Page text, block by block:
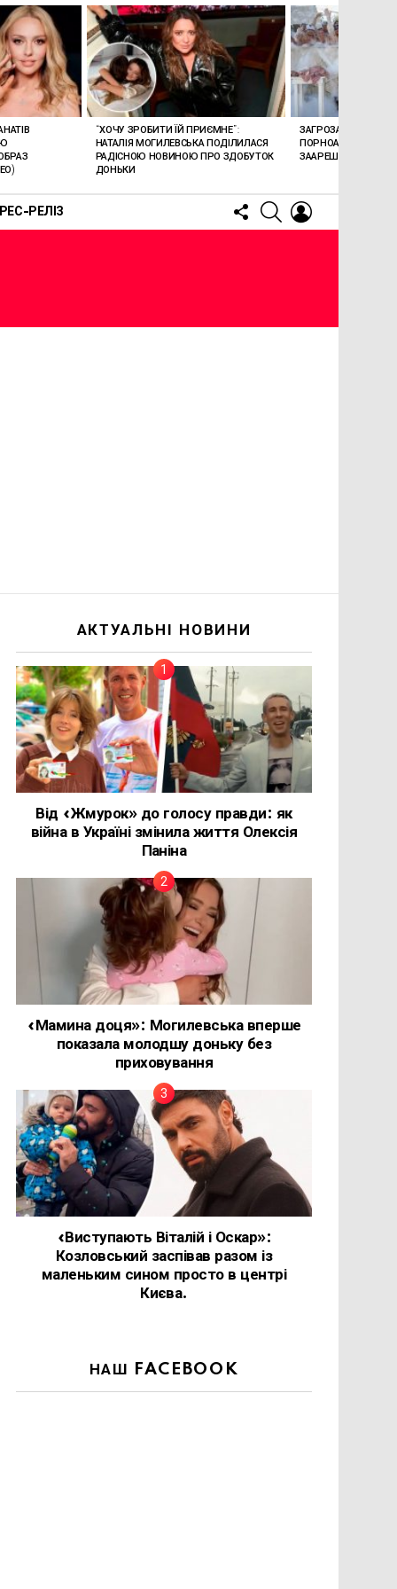
РЕЛІЗ
FOLLOW
US
SEARCH
“ХОЧУ ЗРОБИТИ ЇЙ ПРИЄМНЕ”:
НАТАЛІЯ МОГИЛЕВСЬКА ПОДІЛИЛАСЯ
РАДІСНОЮ НОВИНОЮ ПРО ЗДОБУТОК
ДОНЬКИ
ЗАГРОЗА 15 РОКІВ
ПОРНОАКТОРКА
ЗААРЕШТОВАНА НА
АКТУАЛЬНІ НОВИНИ
Від «Жмурок» до голосу правди: як
війна в Україні змінила життя Олексія
Паніна
«Мамина доця»: Могилевська вперше
показала молодшу доньку без
приховування
«Виступають Віталій і Оскар»:
Козловський заспівав разом із
маленьким сином просто в центрі
Києва.
НАШ FACEBOOK